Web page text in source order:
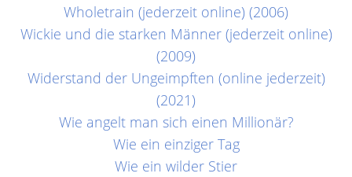
Wholetrain (jederzeit online) (2006)
Wickie und die starken Männer (jederzeit online)
(2009)
Widerstand der Ungeimpften (online jederzeit)
(2021)
Wie angelt man sich einen Millionär?
Wie ein einziger Tag
Wie ein wilder Stier